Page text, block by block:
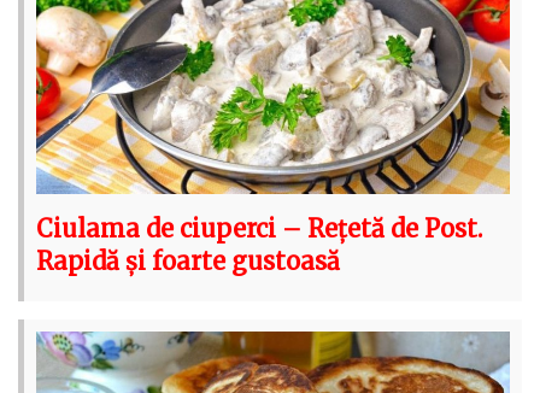
Ciulama de ciuperci – Rețetă de Post.
Rapidă și foarte gustoasă